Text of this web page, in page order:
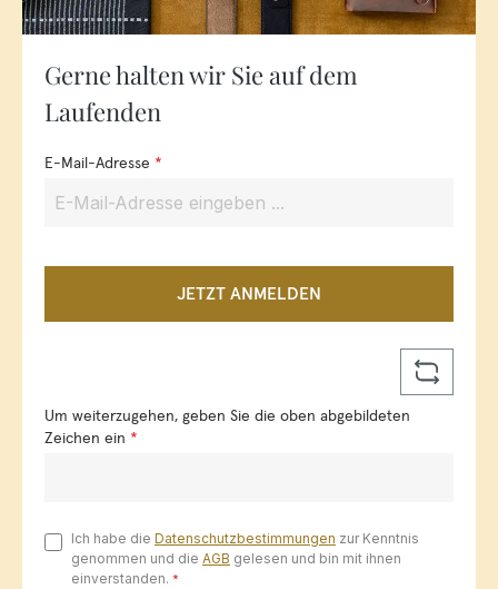
Gerne halten wir Sie auf dem
Laufenden
E-Mail-Adresse *
JETZT ANMELDEN
Um weiterzugehen, geben Sie die oben abgebildeten
Zeichen ein *
Ich habe die Datenschutzbestimmungen zur Kenntnis
genommen und die AGB gelesen und bin mit ihnen
einverstanden. *